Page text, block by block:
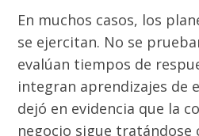
En muchos casos, los
se ejercitan. No se
evalúan tiempos de
integran aprendizajes de
dejó en evidencia que la
negocio sigue